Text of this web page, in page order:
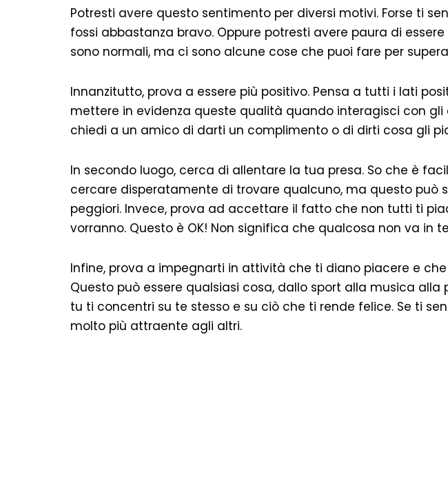
Potresti avere questo sentimento per diversi motivi. Forse ti
fossi abbastanza bravo. Oppure potresti avere paura di
sono normali, ma ci sono alcune cose che puoi fare per
Innanzitutto, prova a essere più positivo. Pensa a tutti i lati
mettere in evidenza queste qualità quando interagisci con gli
chiedi a un amico di darti un complimento o di dirti cosa gli
In secondo luogo, cerca di allentare la tua presa. So che è
cercare disperatamente di trovare qualcuno, ma questo può
peggiori. Invece, prova ad accettare il fatto che non tutti ti
vorranno. Questo è OK! Non significa che qualcosa non va in
Infine, prova a impegnarti in attività che ti diano piacere e
Questo può essere qualsiasi cosa, dallo sport alla musica alla
tu ti concentri su te stesso e su ciò che ti rende felice. Se ti
molto più attraente agli altri.